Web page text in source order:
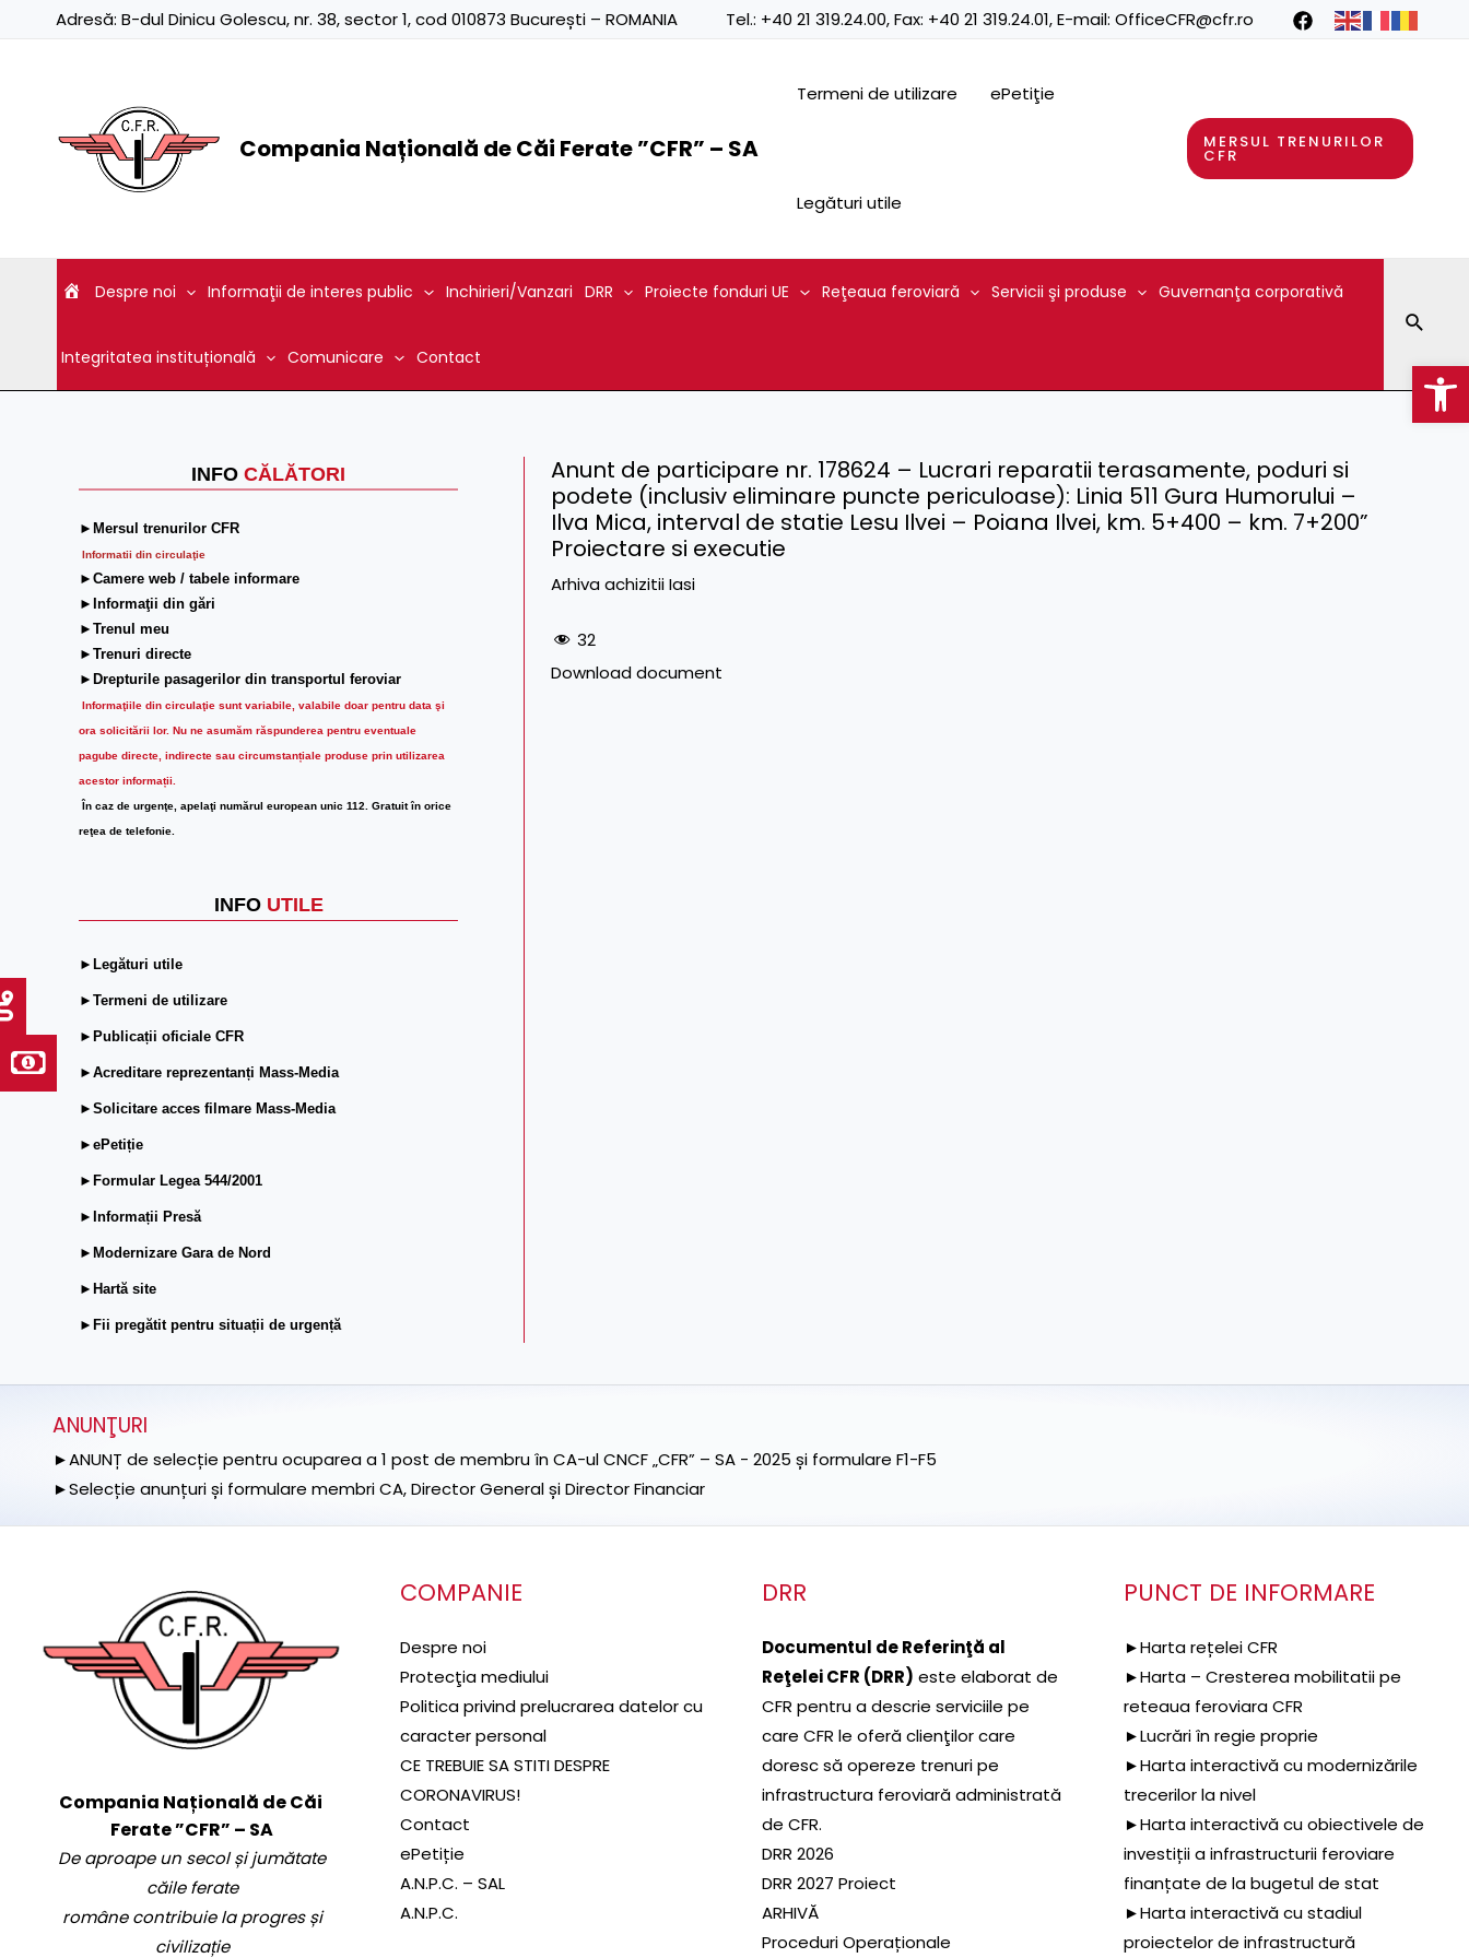
Adresă: B-dul Dinicu Golescu, nr. 38, sector 1, cod 010873 București – ROMANIA Tel.: +40 21 319.24.00, Fax: +40 21 319.24.01, E-mail: OfficeCFR@cfr.ro
Compania Națională de Căi Ferate ”CFR” – SA
Termeni de utilizare ePetiţie
Legături utile
MERSUL TRENURILOR
CFR
Despre noi Informaţii de interes public Inchirieri/Vanzari DRR Proiecte fonduri UE Reţeaua feroviară Servicii şi produse Guvernanţa corporativă
Integritatea instituțională Comunicare Contact
INFO CĂLĂTORI
►Mersul trenurilor CFR
Informatii din circulaţie
►Camere web / tabele informare
►Informaţii din gări
►Trenul meu
►Trenuri directe
►Drepturile pasagerilor din transportul feroviar
Informaţiile din circulaţie sunt variabile, valabile doar pentru data şi
ora solicitării lor. Nu ne asumăm răspunderea pentru eventuale
pagube directe, indirecte sau circumstanțiale produse prin utilizarea
acestor informații.
În caz de urgenţe, apelaţi numărul european unic 112. Gratuit în orice
reţea de telefonie.
INFO UTILE
►Legături utile
►Termeni de utilizare
►Publicații oficiale CFR
►Acreditare reprezentanți Mass-Media
►Solicitare acces filmare Mass-Media
►ePetiție
►Formular Legea 544/2001
►Informații Presă
►Modernizare Gara de Nord
►Hartă site
►Fii pregătit pentru situații de urgență
Anunt de participare nr. 178624 – Lucrari reparatii terasamente, poduri si
podete (inclusiv eliminare puncte periculoase): Linia 511 Gura Humorului –
Ilva Mica, interval de statie Lesu Ilvei – Poiana Ilvei, km. 5+400 – km. 7+200”
Proiectare si executie
Arhiva achizitii Iasi
32
Download document
ANUNŢURI
►ANUNȚ de selecție pentru ocuparea a 1 post de membru în CA-ul CNCF „CFR” – SA - 2025 și formulare F1-F5
►Selecție anunțuri și formulare membri CA, Director General și Director Financiar
Compania Națională de Căi
Ferate ”CFR” – SA
De aproape un secol și jumătate
căile ferate
române contribuie la progres și
civilizație
COMPANIE
Despre noi
Protecţia mediului
Politica privind prelucrarea datelor cu
caracter personal
CE TREBUIE SA STITI DESPRE
CORONAVIRUS!
Contact
ePetiție
A.N.P.C. – SAL
A.N.P.C.
DRR
Documentul de Referinţă al
Reţelei CFR (DRR) este elaborat de
CFR pentru a descrie serviciile pe
care CFR le oferă clienţilor care
doresc să opereze trenuri pe
infrastructura feroviară administrată
de CFR.
DRR 2026
DRR 2027 Proiect
ARHIVĂ
Proceduri Operaționale
PUNCT DE INFORMARE
►Harta rețelei CFR
►Harta – Cresterea mobilitatii pe
reteaua feroviara CFR
►Lucrări în regie proprie
►Harta interactivă cu modernizările
trecerilor la nivel
►Harta interactivă cu obiectivele de
investiții a infrastructurii feroviare
finanțate de la bugetul de stat
►Harta interactivă cu stadiul
proiectelor de infrastructură